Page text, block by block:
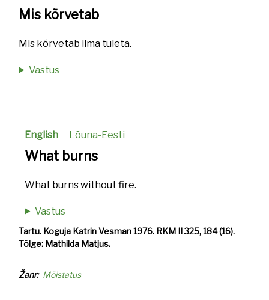
Mis kõrvetab
Mis kõrvetab ilma tuleta.
Vastus
English Lõuna-Eesti
What burns
What burns without fire.
Vastus
Tartu. Koguja Katrin Vesman 1976. RKM II 325, 184 (16).
Tõlge: Mathilda Matjus.
Žanr Mõistatus